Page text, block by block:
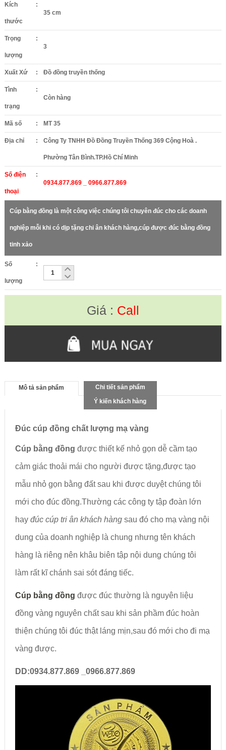
Kích
thước
:
35 cm
Trọng
lượng
:
3
Xuất Xứ : Đồ đồng truyền thống
Tình
trạng
:
Còn hàng
Mã số : MT 35
Địa chỉ : Công Ty TNHH Đồ Đồng Truyền Thống 369 Cộng Hoà .
Phường Tân Bình.TP.Hồ Chí Minh
Số điện
thoại
:
0934.877.869 _ 0966.877.869
Cúp bằng đồng là một công việc chúng tôi chuyên đúc cho các doanh
nghiệp mỗi khi có dịp tặng chi ân khách hàng,cúp được đúc bằng đồng
tinh xảo
Số
lượng
:
Giá : Call
Mô tả sản phẩm
Chi tiết sản phẩm
Ý kiến khách hàng
Đúc cúp đồng chất lượng mạ vàng
Cúp bằng đồng được thiết kế nhỏ gọn dễ cầm tạo
cảm giác thoải mái cho người được tặng,được tạo
mẫu nhỏ gọn bằng đất sau khi được duyệt chúng tôi
mới cho đúc đồng.Thường các công ty tập đoàn lớn
hay đúc cúp tri ân khách hàng sau đó cho mạ vàng nội
dung của doanh nghiệp là chung nhưng tên khách
hàng là riêng nên khâu biên tập nội dung chúng tôi
làm rất kĩ chánh sai sót đáng tiếc.
Cúp bằng đồng được đúc thường là nguyên liệu
đồng vàng nguyên chất sau khi sản phầm đúc hoàn
thiện chúng tôi đúc thật láng mịn,sau đó mới cho đi mạ
vàng được.
DD:0934.877.869 _0966.877.869